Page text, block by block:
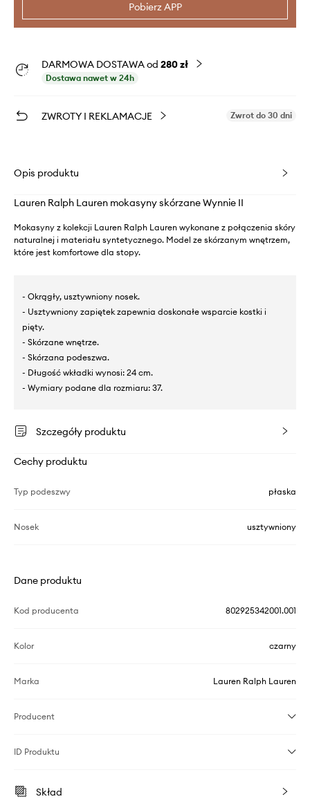
Pobierz APP
DARMOWA DOSTAWA od 280 zł
Dostawa nawet w 24h
ZWROTY I REKLAMACJE Zwrot do 30 dni
Opis produktu
Lauren Ralph Lauren mokasyny skórzane Wynnie II
Mokasyny z kolekcji Lauren Ralph Lauren wykonane z połączenia skóry
naturalnej i materiału syntetycznego. Model ze skórzanym wnętrzem,
które jest komfortowe dla stopy.
- Okrągły, usztywniony nosek.
- Usztywniony zapiętek zapewnia doskonałe wsparcie kostki i
pięty.
- Skórzane wnętrze.
- Skórzana podeszwa.
- Długość wkładki wynosi: 24 cm.
- Wymiary podane dla rozmiaru: 37.
Szczegóły produktu
Cechy produktu
Typ podeszwy płaska
Nosek usztywniony
Dane produktu
Kod producenta 802925342001.001
Kolor czarny
Marka Lauren Ralph Lauren
Producent
ID Produktu
Skład